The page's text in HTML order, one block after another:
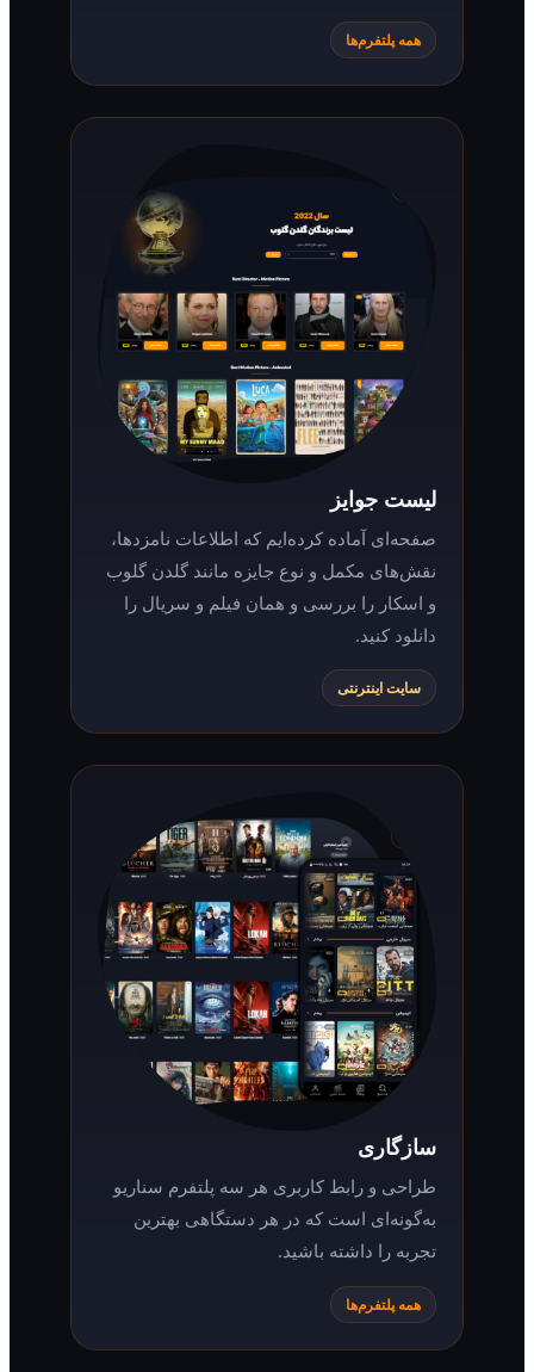
همه پلتفرم‌ها
لیست جوایز
صفحه‌ای آماده کرده‌ایم که اطلاعات نامزدها،
نقش‌های مکمل و نوع جایزه مانند گلدن گلوب
و اسکار را بررسی و همان فیلم و سریال را
سایت اینترنتی
طراحی و رابط کاربری هر سه پلتفرم سناریو
به‌گونه‌ای است که در هر دستگاهی بهترین
تجربه را داشته باشید.
همه پلتفرم‌ها